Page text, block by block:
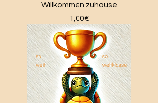
Willkommen zuhause
Price
1,00€